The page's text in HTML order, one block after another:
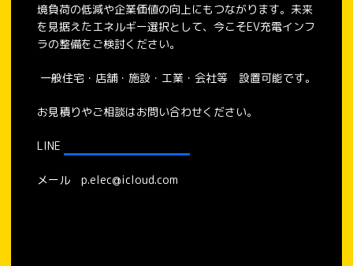
境負荷の低減や企業価値の向上にもつながります。未来
を見据えたエネルギー選択として、今こそEV充電インフ
ラの整備をご検討ください。
一般住宅・店舗・施設・工業・会社等 設置可能です。
お見積りやご相談はお問い合わせください。
LINE
メール p.elec@icloud.com